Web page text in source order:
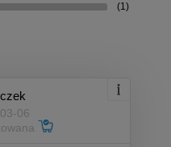
(1)
06